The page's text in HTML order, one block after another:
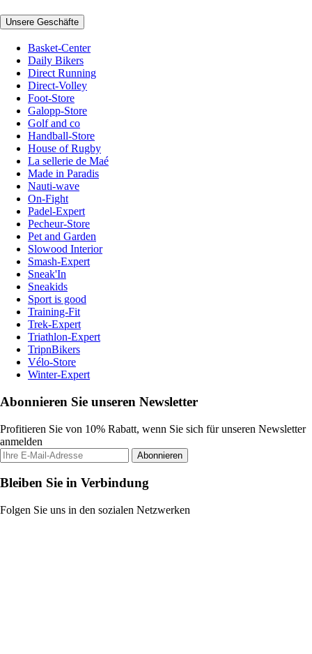
Unsere Geschäfte
Basket-Center
Daily Bikers
Direct Running
Direct-Volley
Foot-Store
Galopp-Store
Golf and co
Handball-Store
House of Rugby
La sellerie de Maé
Made in Paradis
Nauti-wave
On-Fight
Padel-Expert
Pecheur-Store
Pet and Garden
Slowood Interior
Smash-Expert
Sneak'In
Sneakids
Sport is good
Training-Fit
Trek-Expert
Triathlon-Expert
TripnBikers
Vélo-Store
Winter-Expert
Abonnieren Sie unseren Newsletter
Profitieren Sie von 10% Rabatt, wenn Sie sich für unseren Newsletter
anmelden
Abonnieren
Bleiben Sie in Verbindung
Folgen Sie uns in den sozialen Netzwerken